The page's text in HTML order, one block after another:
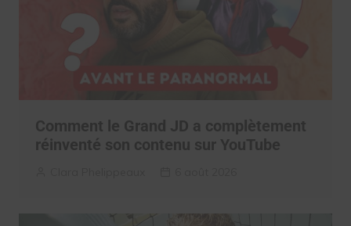
Comment le Grand JD a complètement
réinventé son contenu sur YouTube